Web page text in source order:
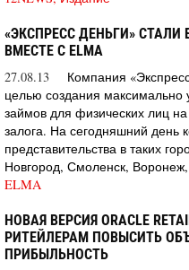
«ЭКСПРЕСС ДЕНЬГИ»
ВМЕСТЕ С ELMA
27.08.13
Компания
целью создания
займов для физических лиц
залога. На сегодняшний день
представительства в таких
Новгород, Смоленск,
ELMA
НОВАЯ ВЕРСИЯ ORACLE
РИТЕЙЛЕРАМ ПОВЫСИТЬ
ПРИБЫЛЬНОСТЬ